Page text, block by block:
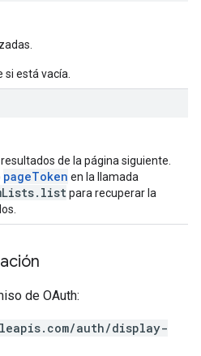
está vacía.
de la página siguiente.
pageToken en la llamada
para recuperar la
de OAuth:
auth/display-